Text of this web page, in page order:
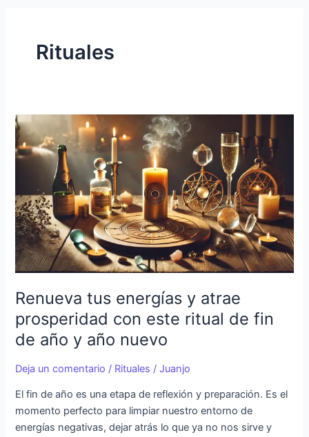
Rituales
Renueva tus energías y atrae
prosperidad con este ritual de fin
de año y año nuevo
Deja un comentario / Rituales /Juanjo
El fin de año es una etapa de reflexión y preparación. Es el
momento perfecto para limpiar nuestro entorno de
energías negativas, dejar atrás lo que ya no nos sirve y
Renueva
tus
energías
atrae
prosperidad
con
este
ritual
de
de
año
y
nuevo